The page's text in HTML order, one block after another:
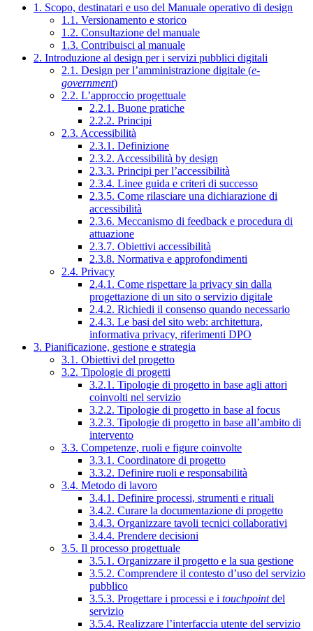
1. Scopo, destinatari e uso del Manuale operativo di design
1.1. Versionamento e storico
1.2. Consultazione del manuale
1.3. Contribuisci al manuale
2. Introduzione al design per i servizi pubblici digitali
2.1. Design per l’amministrazione digitale (e-
government)
2.2. L’approccio progettuale
2.2.1. Buone pratiche
2.2.2. Principi
2.3. Accessibilità
2.3.1. Definizione
2.3.2. Accessibilità by design
2.3.3. Principi per l’accessibilità
2.3.4. Linee guida e criteri di successo
2.3.5. Come rilasciare una dichiarazione di
accessibilità
2.3.6. Meccanismo di feedback e procedura di
attuazione
2.3.7. Obiettivi accessibilità
2.3.8. Normativa e approfondimenti
2.4. Privacy
2.4.1. Come rispettare la privacy sin dalla
progettazione di un sito o servizio digitale
2.4.2. Richiedi il consenso quando necessario
2.4.3. Le basi del sito web: architettura,
informativa privacy, riferimenti DPO
3. Pianificazione, gestione e strategia
3.1. Obiettivi del progetto
3.2. Tipologie di progetti
3.2.1. Tipologie di progetto in base agli attori
coinvolti nel servizio
3.2.2. Tipologie di progetto in base al focus
3.2.3. Tipologie di progetto in base all’ambito di
intervento
3.3. Competenze, ruoli e figure coinvolte
3.3.1. Coordinatore di progetto
3.3.2. Definire ruoli e responsabilità
3.4. Metodo di lavoro
3.4.1. Definire processi, strumenti e rituali
3.4.2. Curare la documentazione di progetto
3.4.3. Organizzare tavoli tecnici collaborativi
3.4.4. Prendere decisioni
3.5. Il processo progettuale
3.5.1. Organizzare il progetto e la sua gestione
3.5.2. Comprendere il contesto d’uso del servizio
pubblico
3.5.3. Progettare i processi e i touchpointdel
servizio
3.5.4. Realizzare l’interfaccia utente del servizio